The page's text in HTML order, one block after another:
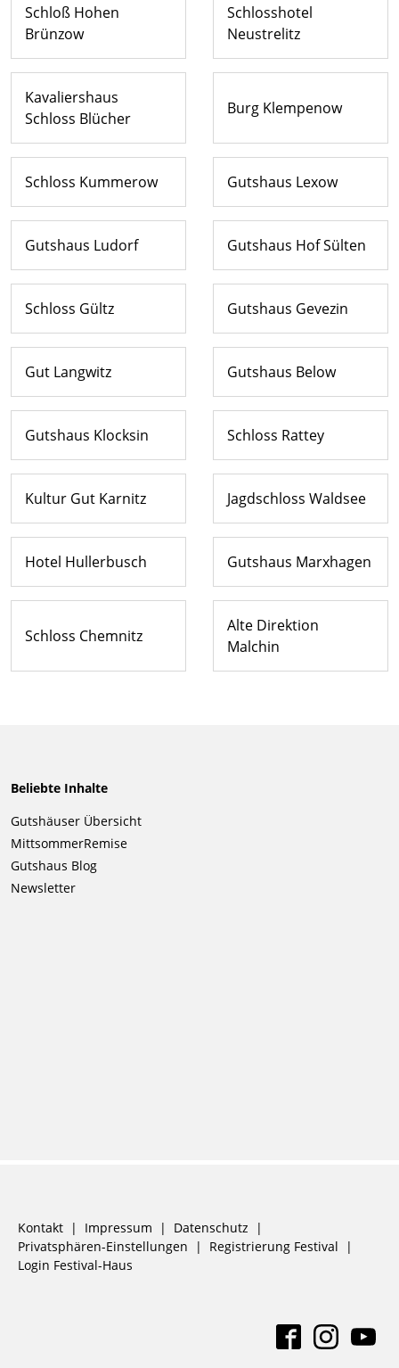
Schloß Hohen
Brünzow
Schlosshotel
Neustrelitz
Kavaliershaus
Schloss Blücher
Burg Klempenow
Schloss Kummerow Gutshaus Lexow
Gutshaus Ludorf Gutshaus Hof Sülten
Schloss Gültz Gutshaus Gevezin
Gut Langwitz Gutshaus Below
Gutshaus Klocksin Schloss Rattey
Kultur Gut Karnitz Jagdschloss Waldsee
Hotel Hullerbusch Gutshaus Marxhagen
Schloss Chemnitz
Alte Direktion
Malchin
Beliebte Inhalte
Navigation
überspringen
Gutshäuser Übersicht
MittsommerRemise
Gutshaus Blog
Newsletter
Navigation
überspringen
Kontakt Impressum
Datenschutz
Privatsphären-Einstellungen
Registrierung Festival
Login Festival-Haus